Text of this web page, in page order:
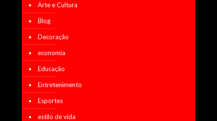
Arte e Cultura
Blog
Decoração
economia
Educação
Entretenimento
Esportes
estilo de vida